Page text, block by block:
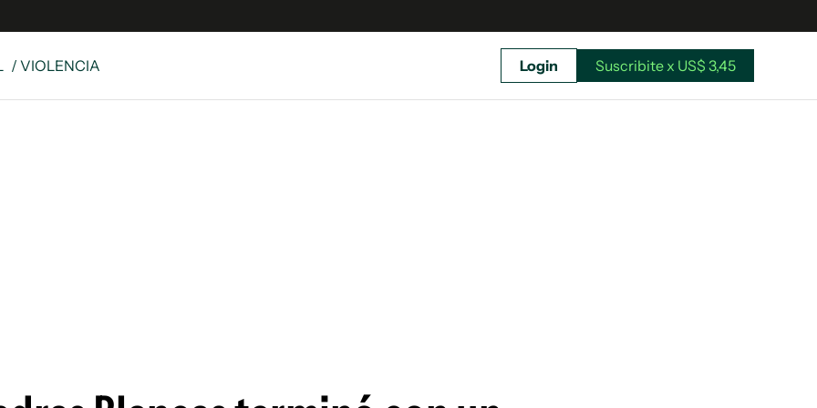
/ VIOLENCIA Login Suscribite x US$ 3,45